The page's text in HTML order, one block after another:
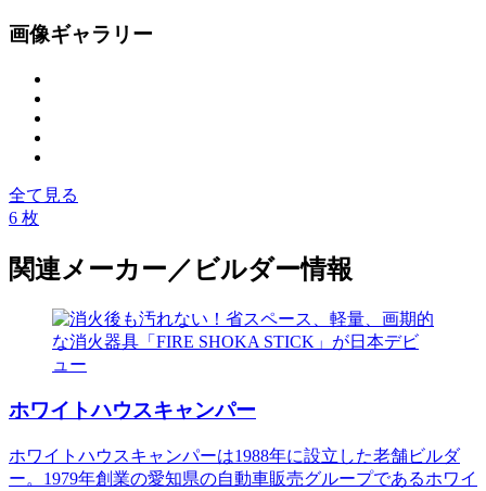
画像ギャラリー
全て見る
6 枚
関連メーカー／ビルダー情報
ホワイトハウスキャンパー
ホワイトハウスキャンパーは1988年に設立した老舗ビルダ
ー。1979年創業の愛知県の自動車販売グループであるホワイ